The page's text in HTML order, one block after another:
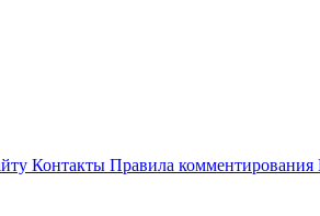
Контакты Правила комментирования